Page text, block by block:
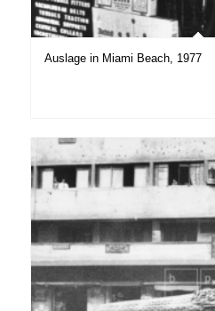
Auslage in Miami Beach, 1977